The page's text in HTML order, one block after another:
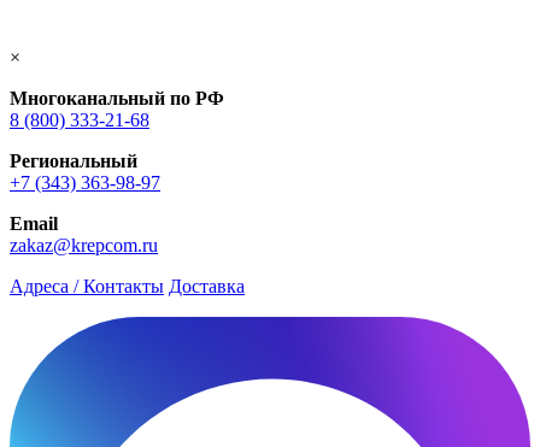
×
Многоканальный по РФ
8 (800) 333‑21-68
Региональный
+7 (343) 363-98-97
Email
zakaz@krepcom.ru
Адреса / Контакты Доставка